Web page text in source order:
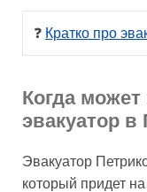
❓ Кратко про
Когда
эвакуатор в
Эвакуатор
который придет